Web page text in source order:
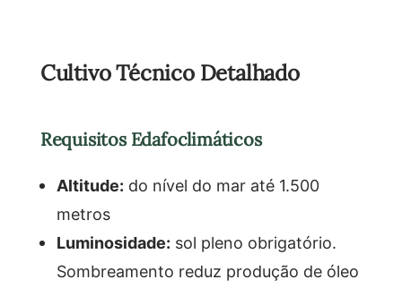
Cultivo Técnico Detalhado
Requisitos Edafoclimáticos
Altitude: do nível do mar até 1.500
metros
Luminosidade: sol pleno obrigatório.
Sombreamento reduz produção de óleo